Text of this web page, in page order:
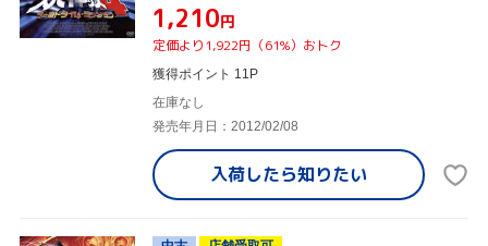
¥1,210円
定価より1,922円（61%）おトク
獲得ポイント 11P
在庫なし
発売年月日：2012/02/08
入荷したら知りたい